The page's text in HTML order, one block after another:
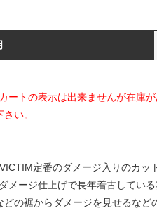
トの表示は出来ませんが在庫が
い。
定番のダメージ入りのカ
メージ仕上げで長年着古してい
の裾からダメージを見せるなど